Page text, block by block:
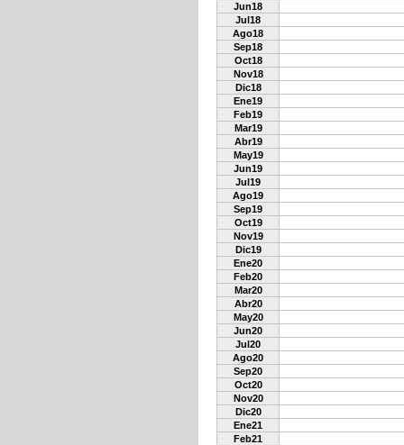
Jun18
Jul18
Ago18
Sep18
Oct18
Nov18
Dic18
Ene19
Feb19
Mar19
Abr19
May19
Jun19
Jul19
Ago19
Sep19
Oct19
Nov19
Dic19
Ene20
Feb20
Mar20
Abr20
May20
Jun20
Jul20
Ago20
Sep20
Oct20
Nov20
Dic20
Ene21
Feb21